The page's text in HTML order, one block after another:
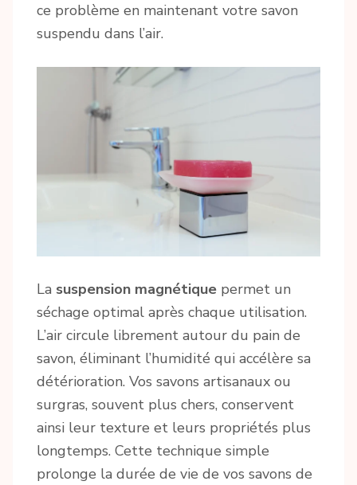
ce problème en maintenant votre savon
suspendu dans l’air.
La suspension magnétique permet un
séchage optimal après chaque utilisation.
L’air circule librement autour du pain de
savon, éliminant l’humidité qui accélère sa
détérioration. Vos savons artisanaux ou
surgras, souvent plus chers, conservent
ainsi leur texture et leurs propriétés plus
longtemps. Cette technique simple
prolonge la durée de vie de vos savons de